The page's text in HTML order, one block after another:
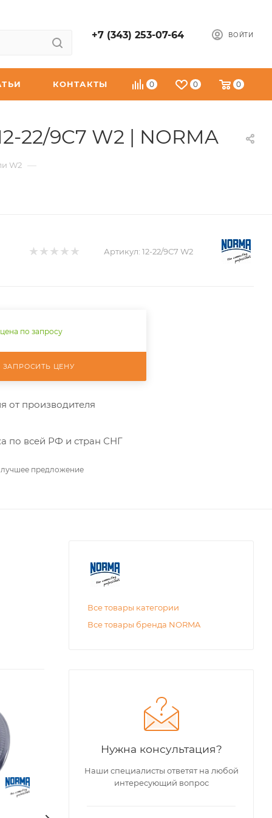
+7 (343) 253-07-64 ВОЙТИ
0 0 0
КОНТАКТЫ
22/9C7 W2 | NORMA
W2 —
Артикул: 12-22/9C7 W2
по запросу
ЗАПРОСИТЬ ЦЕНУ
от производителя
по всей РФ и стран СНГ
предложение
Все товары категории
Все товары бренда NORMA
Нужна консультация?
Наши специалисты ответят на любой
интересующий вопрос